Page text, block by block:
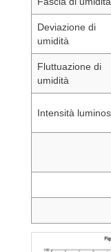
Deviazione di
umidità
Fluttuazione di
umidità
Intensità